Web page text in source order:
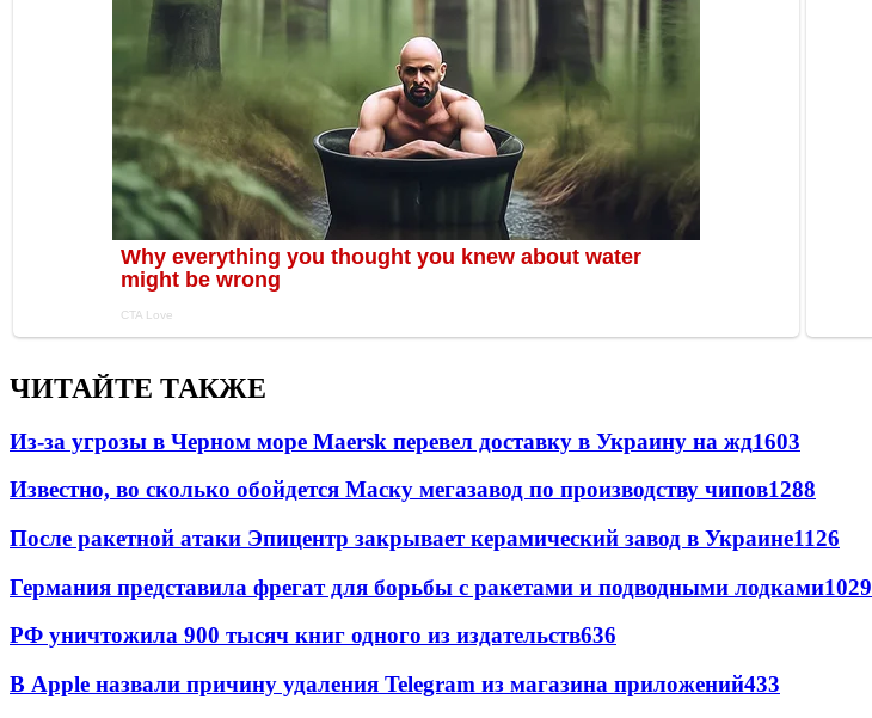
ЧИТАЙТЕ ТАКЖЕ
Из-за угрозы в Черном море Maersk перевел доставку в Украину на жд1603
Известно, во сколько обойдется Маску мегазавод по производству чипов1288
После ракетной атаки Эпицентр закрывает керамический завод в Украине1126
Германия представила фрегат для борьбы с ракетами и подводными лодками1029
РФ уничтожила 900 тысяч книг одного из издательств636
В Apple назвали причину удаления Telegram из магазина приложений433